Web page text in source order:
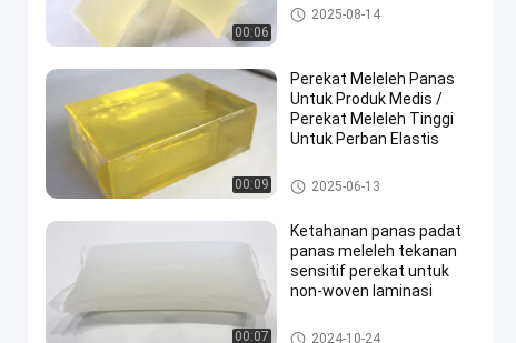
00:06
perekat meleleh panas
2025-08-14
00:09
Perekat Meleleh Panas
Untuk Produk Medis /
Perekat Meleleh Tinggi
Untuk Perban Elastis
Hot Melt Adhesive untuk Prod
uk Medis
2025-06-13
00:07
Ketahanan panas padat
panas meleleh tekanan
sensitif perekat untuk
non-woven laminasi
perekat PSA panas meleleh
2024-10-24